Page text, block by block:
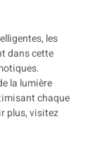
les
dans cette
la lumière
chaque
plus, visitez